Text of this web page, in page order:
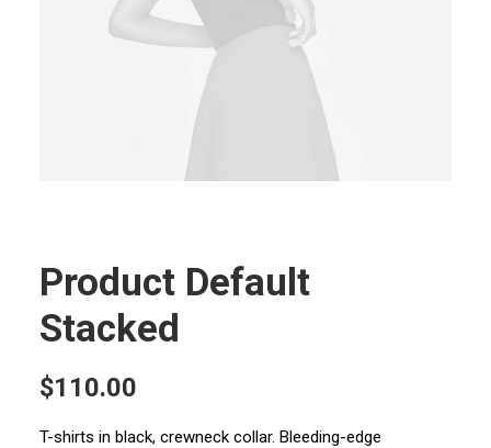
Product Default
Stacked
$110.00
T-shirts in black, crewneck collar. Bleeding-edge